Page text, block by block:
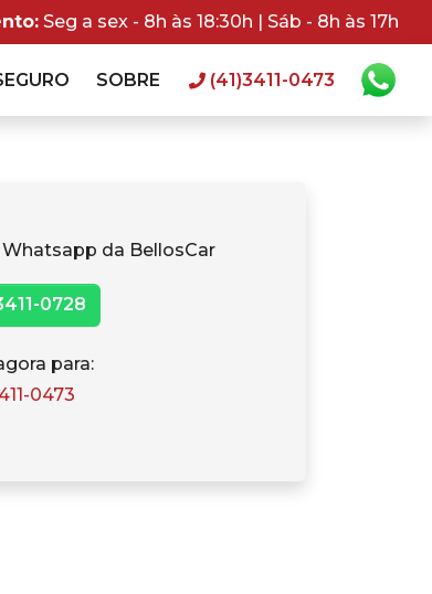
Seg a sex - 8h às 18:30h | Sáb - 8h às 17h
SOBRE (41)3411-0473
da BellosCar
0728
para:
0473